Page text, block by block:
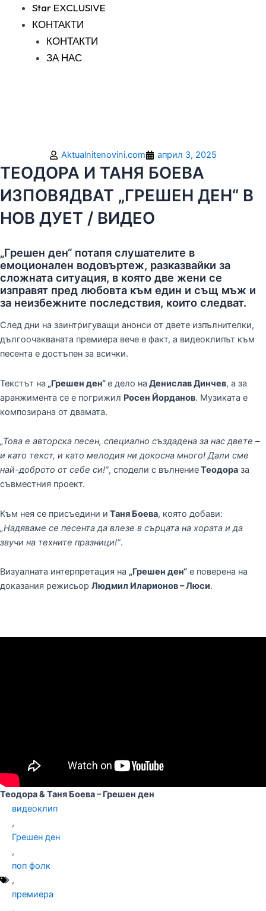
Star EXCLUSIVE
КОНТАКТИ
КОНТАКТИ
ЗА НАС
Aktualnitenovini.com април 3, 2025
ТЕОДОРА И ТАНЯ БОЕВА
ИЗПОВЯДВАТ „ГРЕШЕН ДЕН“ В
НОВ ДУЕТ / ВИДЕО
„Грешен ден“ потапя слушателите в
емоционален водовъртеж, разказвайки за
сложната ситуация, в която две жени се
изправят пред любовта към един и същ мъж и
за неизбежните последствия, които следват.
След дни на заинтригуващи анонси от двете изпълнителки,
дългоочакваната премиера вече е факт, а видеоклипът към
песента е достъпен за всички.
Текстът на „Грешен ден“е дело на Денислав Динчев, а за
аранжимента се е погрижил Росен Йорданов. Музиката е
композирана от двамата.
„Това е авторска песен, специално създадена за нас двете –
и като текст, и като мелодия ни докосна много! Дали сме
най-доброто от себе си!“, сподели с вълнениеТеодора за
съвместния проект.
Към нея се присъедини и Таня Боева, която добави:
„Надяваме се песента да влезе в сърцата на хората и да
звучи на техните празници!“.
Визуалната интерпретация на „Грешен ден“ е поверена на
доказания режисьор Людмил Иларионов – Люси.
Теодора & Таня Боева – Грешен ден
видеоклип
,
Грешен ден
,
поп фолк
,
премиера
,